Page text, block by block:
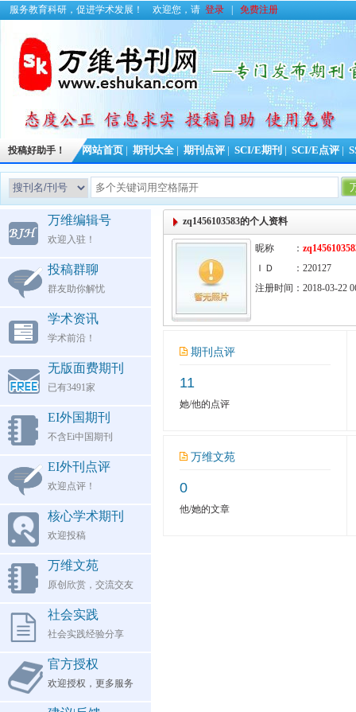
服务教育科研，促进学术发展！ 欢迎您，请 登录 免费注册
投稿好助手！ 网站首页 期刊大全 期刊点评 SCI/E期刊 SCI/E点评
万维编辑号
欢迎入驻！
投稿群聊
群友助你解忧
学术资讯
学术前沿！
无版面费期刊
已有3491家
EI外国期刊
不含Ei中国期刊
EI外刊点评
欢迎点评！
核心学术期刊
欢迎投稿
万维文苑
原创欣赏，交流交友
社会实践
社会实践经验分享
官方授权
欢迎授权，更多服务
zq1456103583的个人资料
昵称 ：
ＩＤ ：220127
注册时间：2018-03-22
期刊点评
11
她/他的点评
万维文苑
0
他/她的文章